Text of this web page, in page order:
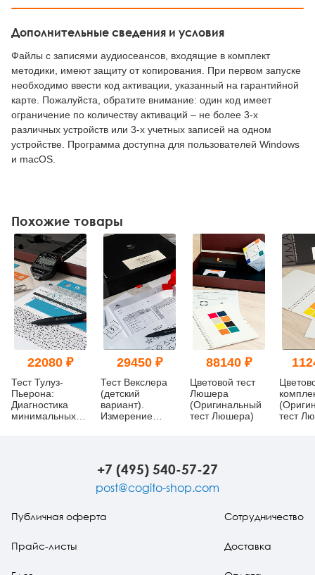
Дополнительные сведения и условия
Файлы с записями аудиосеансов, входящие в комплект
методики, имеют защиту от копирования. При первом запуске
необходимо ввести код активации, указанный на гарантийной
карте. Пожалуйста, обратите внимание: один код имеет
ограничение по количеству активаций – не более 3-х
различных устройств или 3-х учетных записей на одном
устройстве. Программа доступна для пользователей Windows
и macOS.
Похожие товары
22080 ₽
Тест Тулуз-
Пьерона:
Диагностика
минимальных
29450 ₽
Тест Векслера
(детский
вариант).
Измерение
88140 ₽
Цветовой тест
Люшера
(Оригинальный
тест Люшера)
тест
+7 (495) 540-57-27
post@cogito-shop.com
Публичная оферта
Прайс-листы
Сотрудничество
Доставка